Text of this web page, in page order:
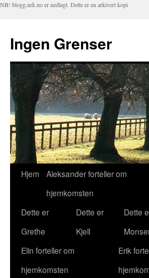
NB! blogg.nrk.no er nedlagt. Dette er en arkivert kopi
Ingen Grenser
Hopp
innhold
Hjem
Aleksander forteller om
hjemkomsten
Dette er
Grethe
Dette er
Kjell
Dette
Elin forteller om
hjemkomsten
Erik